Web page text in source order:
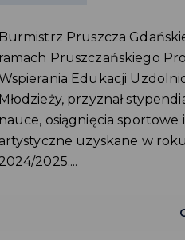
Pruszcza
Pruszczańskiego
Edukacji
przyznał
osiągnięcia sportowe
uzyskane w
2025....